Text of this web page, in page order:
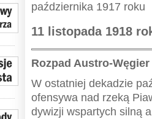
października 1917 roku
11 listopada 1918
Rozpad Austro-Węgier
W ostatniej dekadzie
ofensywa nad rzeką
dywizji wspartych silną